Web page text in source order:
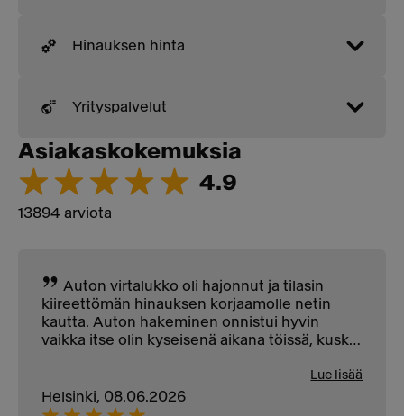
Hinauksen hinta
Yrityspalvelut
Asiakaskokemuksia
4.9
13894 arviota
kiireettömän hinauksen korjaamolle netin
kautta. Auton hakeminen onnistui hyvin
vaikka itse olin kyseisenä aikana töissä, kuski
Lue lisää
Helsinki, 08.06.2026